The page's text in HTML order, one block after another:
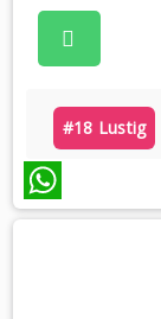
#18 Lustig
WhatsApp